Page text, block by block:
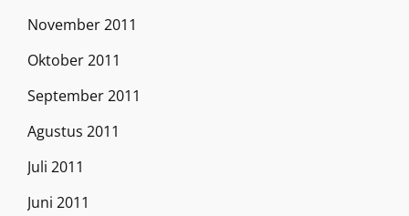
November 2011
Oktober 2011
September 2011
Agustus 2011
Juli 2011
Juni 2011